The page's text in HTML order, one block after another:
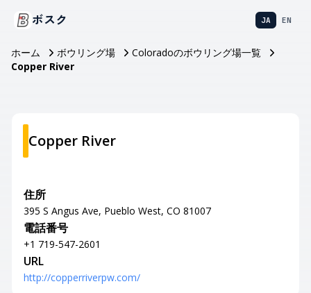
ボスク JA EN
ホーム ボウリング場
Coloradoのボウリング場一覧
Copper River
Copper River
住所
395 S Angus Ave, Pueblo West, CO 81007
電話番号
+1 719-547-2601
URL
http://copperriverpw.com/